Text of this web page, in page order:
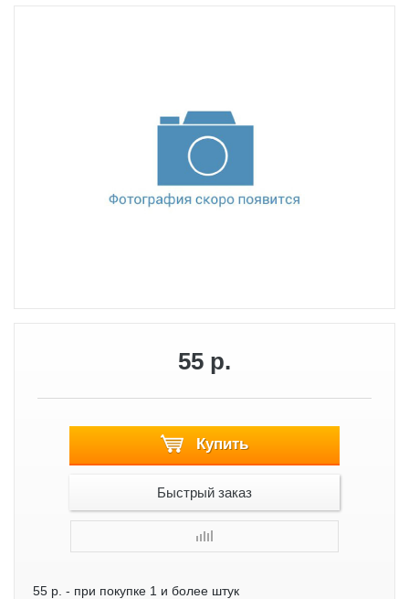
55 р.
Купить
Быстрый заказ
55 р. - при покупке 1 и более штук